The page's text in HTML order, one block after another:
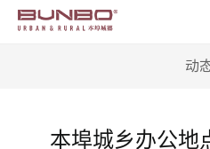
动
关
本埠城乡办公地